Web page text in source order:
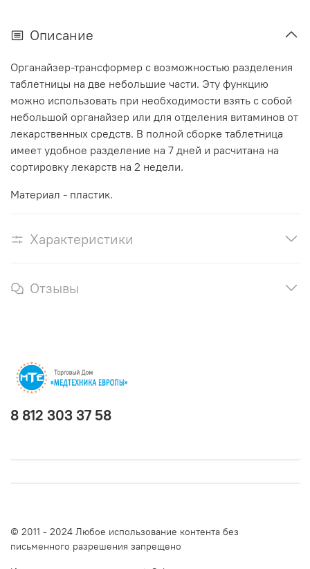
Описание
Органайзер-трансформер с возможностью разделения
таблетницы на две небольшие части. Эту функцию
можно использовать при необходимости взять с собой
небольшой органайзер или для отделения витаминов от
лекарственных средств. В полной сборке таблетница
имеет удобное разделение на 7 дней и расчитана на
сортировку лекарств на 2 недели.
Материал - пластик.
Характеристики
Отзывы
8 812 303 37 58
© 2011 - 2024 Любое использование контента без
письменного разрешения запрещено